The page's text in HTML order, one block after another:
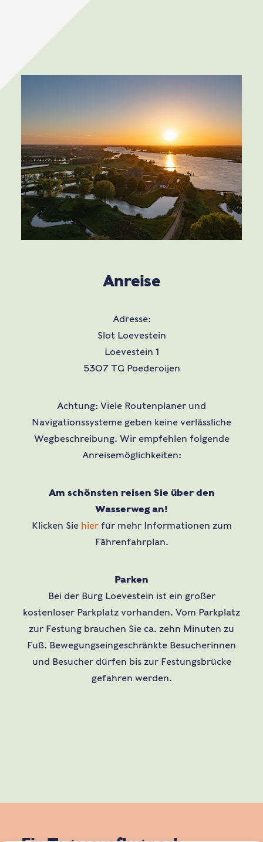
Anreise
Adresse:
Slot Loevestein
Loevestein 1
5307 TG Poederoijen
Achtung: Viele Routenplaner und
Navigationssysteme geben keine verlässliche
Wegbeschreibung. Wir empfehlen folgende
Anreisemöglichkeiten:
Am schönsten reisen Sie über den
Wasserweg an!
Klicken Sie hierfür mehr Informationen zum
Fährenfahrplan.
Parken
Bei der Burg Loevestein ist ein großer
kostenloser Parkplatz vorhanden. Vom Parkplatz
zur Festung brauchen Sie ca. zehn Minuten zu
Fuß. Bewegungseingeschränkte Besucherinnen
und Besucher dürfen bis zur Festungsbrücke
gefahren werden.